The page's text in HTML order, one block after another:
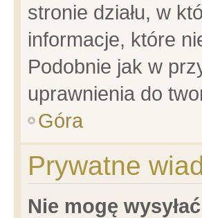
stronie działu, w
informacje, które
Podobnie jak w
uprawnienia do
Góra
Prywatne
Nie mogę